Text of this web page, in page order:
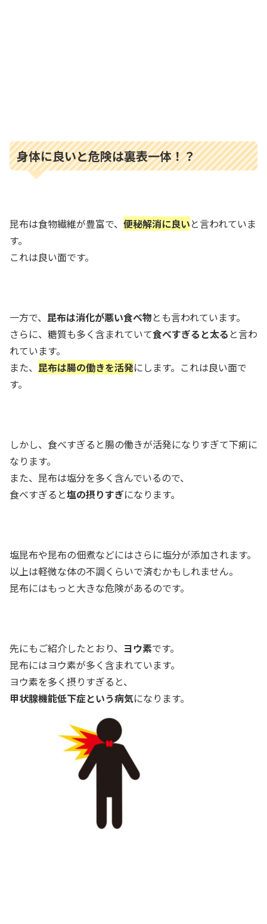
身体に良いと危険は裏表一体！？
昆布は食物繊維が豊富で、 便秘解消に良いと言われていま
す。
これは良い面です。
一方で、 昆布は消化が悪い食べ物とも言われています。
さらに、糖質も多く含まれていて食べすぎると太る と言わ
れています。
また、 昆布は腸の働きを活発にします。これは良い面で
す。
しかし、食べすぎると腸の働きが活発になりすぎて下痢に
なります。
また、昆布は塩分を多く含んでいるので、
食べすぎると塩の摂りすぎになります。
塩昆布や昆布の佃煮などにはさらに塩分が添加されます。
以上は軽微な体の不調くらいで済むかもしれません。
昆布にはもっと大きな危険があるのです。
先にもご紹介したとおり、 ヨウ素です。
昆布にはヨウ素が多く含まれています。
ヨウ素を多く摂りすぎると、
甲状腺機能低下症という病気になります。